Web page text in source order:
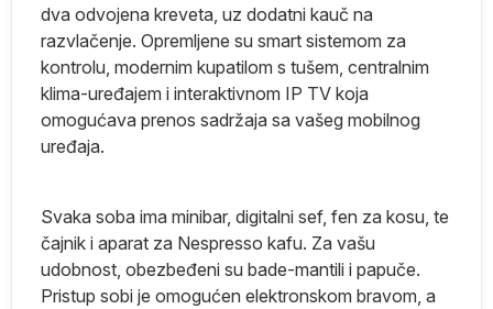
dva odvojena kreveta, uz dodatni kauč na
razvlačenje. Opremljene su smart sistemom za
kontrolu, modernim kupatilom s tušem, centralnim
klima-uređajem i interaktivnom IP TV koja
omogućava prenos sadržaja sa vašeg mobilnog
uređaja.
Svaka soba ima minibar, digitalni sef, fen za kosu, te
čajnik i aparat za Nespresso kafu. Za vašu
udobnost, obezbeđeni su bade-mantili i papuče.
Pristup sobi je omogućen elektronskom bravom, a